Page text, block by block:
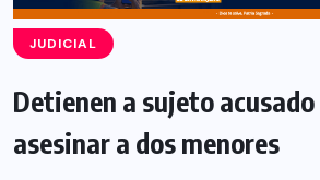
JUDICIAL
Detienen a sujeto
asesinar a dos menores